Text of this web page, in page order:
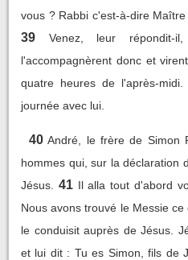
vous ? Rabbi c'est-à-dire
39
Venez, leur
l'accompagnèrent donc et
quatre heures de l'après-
journée avec lui.
40 André, le frère de Simon
hommes qui, sur la déclaration
Jésus.
41 Il alla tout d'abord
Nous avons trouvé le Messie ce
le conduisit auprès de Jésus.
et lui dit : Tu es Simon, fils de